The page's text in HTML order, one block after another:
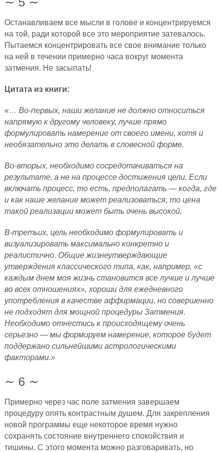
Останавливаем все мысли в голове и концентрируемся
на той, ради которой все это мероприятие затевалось.
Пытаемся концентрировать все свое внимание только
на ней в течении примерно часа вокруг момента
затмения. Не засыпать!
Цитата из книги:
«… Во-первых, наши желание не должно относиться
напрямую к другому человеку, лучше прямо
формулировать намерение от своего имени, хотя и
необязательно это делать в словесной форме.
Во-вторых, необходимо сосредотачиваться на
результате, а не на процессе достижения цели. Если
включать процесс, то есть, предполагать — когда, где
и как наше желание может реализоваться, то цена
такой реализации может быть очень высокой.
В-третьих, цель необходимо формулировать и
визуализировать максимально конкретно и
реалистично. Общие жизнеутверждающие
утверждения классического типа, как, например, «с
каждым днем моя жизнь становится все лучше и лучше
во всех отношениях», хороши для ежедневного
употребле­ния в качестве аффирмации, но совершенно
не подходят для мощной процедуры Затмения.
Необходимо отнестись к происходящему очень
серьезно — мы формируем намерение, которое будет
поддержано сильнейшими астро­логическими
факторами.»
∼ 6 ∼
Примерно через час поле затмения завершаем
процедуру опять контрастным душем. Для закрепления
новой программы еще некоторое время нужно
сохранять состояние внутреннего спокойствия и
тишины. С этого момента можно разговаривать, но